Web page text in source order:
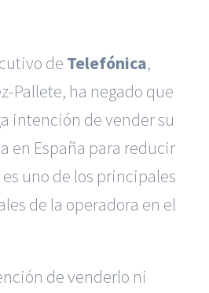
de Telefónica,
Pallete, ha negado que
intención de vender su
en España para reducir
uno de los principales
de la operadora en el
de venderlo ni